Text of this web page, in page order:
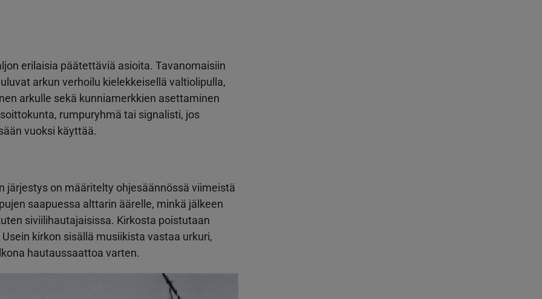
erilaisia päätettäviä asioita. Tavanomaisiin
arkun verhoilu kielekkeisellä valtiolipulla,
arkulle sekä kunniamerkkien asettaminen
rumpuryhmä tai signalisti, jos
vuoksi käyttää.
järjestys on määritelty ohjesäännössä viimeistä
saapuessa alttarin äärelle, minkä jälkeen
siviilihautajaisissa. Kirkosta poistutaan
kirkon sisällä musiikista vastaa urkuri,
hautaussaattoa varten.